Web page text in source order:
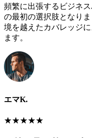
頻繁に出張するビジネ
の最初の選択肢となり
境を越えたカバレッジ
ます。
エマK.
★★★★★